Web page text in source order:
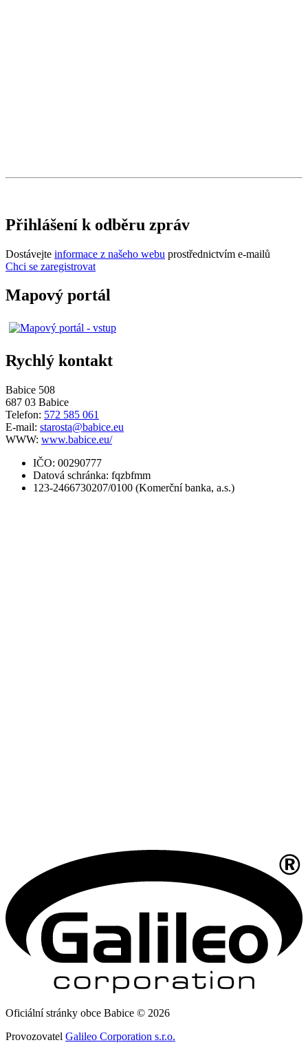
Přihlášení k odběru zpráv
Dostávejte informace z našeho webu prostřednictvím e-mailů
Chci se zaregistrovat
Mapový portál
Rychlý kontakt
Babice 508
687 03 Babice
Telefon: 572 585 061
E-mail: starosta@babice.eu
WWW: www.babice.eu/
IČO: 00290777
Datová schránka: fqzbfmm
123-2466730207/0100 (Komerční banka, a.s.)
Oficiální stránky obce Babice © 2026
Provozovatel Galileo Corporation s.r.o.